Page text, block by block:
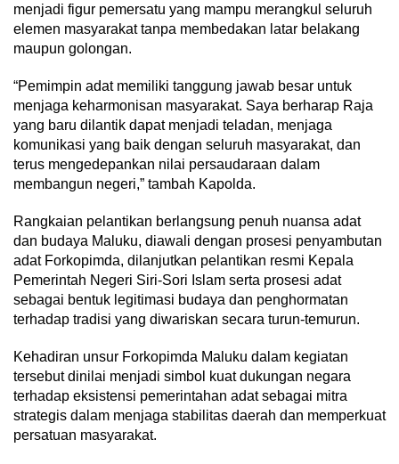
menjadi figur pemersatu yang mampu merangkul seluruh
elemen masyarakat tanpa membedakan latar belakang
maupun golongan.
“Pemimpin adat memiliki tanggung jawab besar untuk
menjaga keharmonisan masyarakat. Saya berharap Raja
yang baru dilantik dapat menjadi teladan, menjaga
komunikasi yang baik dengan seluruh masyarakat, dan
terus mengedepankan nilai persaudaraan dalam
membangun negeri,” tambah Kapolda.
Rangkaian pelantikan berlangsung penuh nuansa adat
dan budaya Maluku, diawali dengan prosesi penyambutan
adat Forkopimda, dilanjutkan pelantikan resmi Kepala
Pemerintah Negeri Siri-Sori Islam serta prosesi adat
sebagai bentuk legitimasi budaya dan penghormatan
terhadap tradisi yang diwariskan secara turun-temurun.
Kehadiran unsur Forkopimda Maluku dalam kegiatan
tersebut dinilai menjadi simbol kuat dukungan negara
terhadap eksistensi pemerintahan adat sebagai mitra
strategis dalam menjaga stabilitas daerah dan memperkuat
persatuan masyarakat.